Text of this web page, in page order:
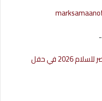
-
رانيا رفعت إبراهيم تتوج ملكة جمال مصر للسلام 2026 في حفل